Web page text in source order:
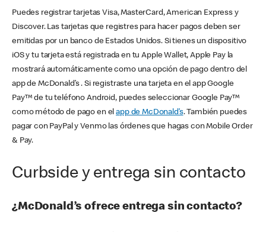
Puedes registrar tarjetas Visa, MasterCard, American Express y
Discover. Las tarjetas que registres para hacer pagos deben ser
emitidas por un banco de Estados Unidos. Si tienes un dispositivo
iOS y tu tarjeta está registrada en tu Apple Wallet, Apple Pay la
mostrará automáticamente como una opción de pago dentro del
app de McDonald’s . Si registraste una tarjeta en el app Google
Pay™ de tu teléfono Android, puedes seleccionar Google Pay™
como método de pago en elapp de McDonald’s. También puedes
pagar con PayPal y Venmo las órdenes que hagas con Mobile Order
& Pay.
Curbside y entrega sin contacto
¿McDonald’s ofrece entrega sin contacto?